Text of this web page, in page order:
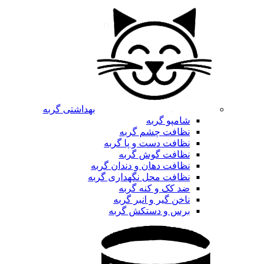
بهداشتی گربه
شامپو گربه
نظافت چشم گربه
نظافت دست و پا گربه
نظافت گوش گربه
نظافت دهان و دندان گربه
نظافت محل نگهداری گربه
ضد کک و کنه گربه
ناخن گیر و انبر گربه
برس و دستکش گربه